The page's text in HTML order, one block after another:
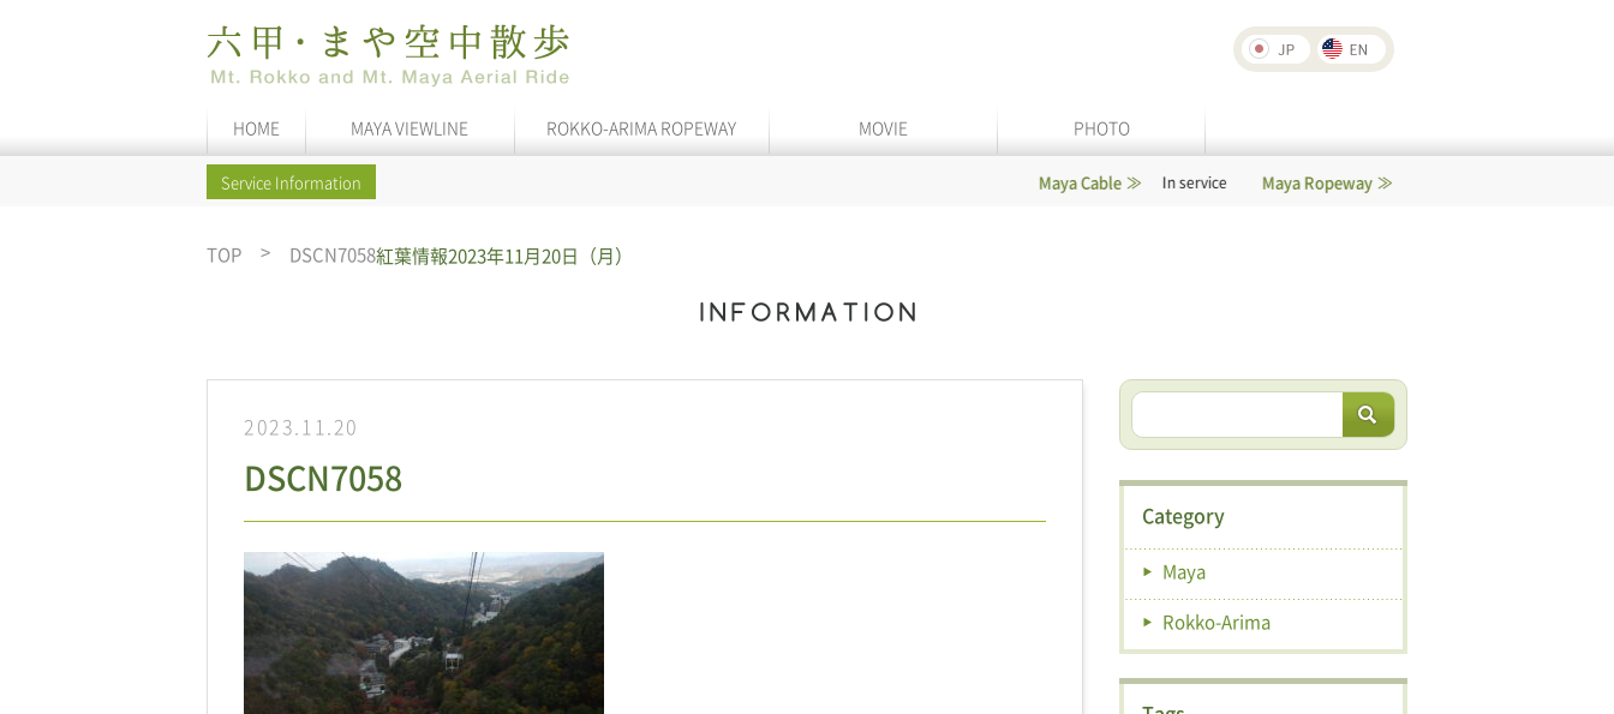
HOME MAYA VIEWLINE ROKKO-ARIMA ROPEWAY MOVIE PHOTO
Service Information In service Maya Ropeway In service
TOP 紅葉情報2023年11月20日（月）
DSCN7058
2023.11.20
DSCN7058
Category
Maya
Rokko-Arima